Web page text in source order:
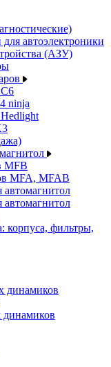
автоэлектроники
(АЗУ)
ninja
MFB
MFA, MFAB
корпуса, фильтры,
динамиков
динамиков